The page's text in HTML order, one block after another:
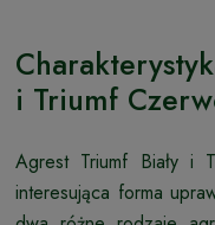
i Triumf
Agrest Triumf Biały i
interesująca forma